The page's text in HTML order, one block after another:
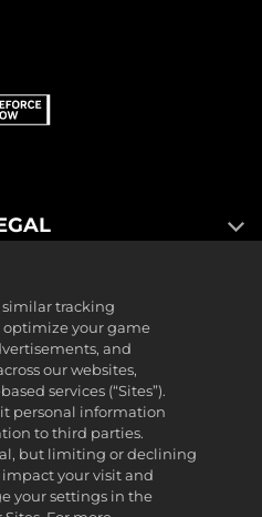
por 2K Games. Desarrollado por
similar tracking
optimize your game
and
our websites,
services (“Sites”).
personal information
to third parties.
but limiting or declining
your visit and
your settings in the